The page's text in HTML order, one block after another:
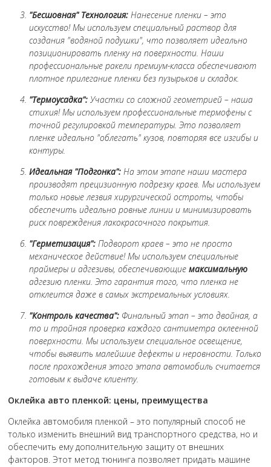
"Бесшовная" Технология: Нанесение пленки – это
искусство! Мы используем специальный раствор для
создания "водяной подушки", что позволяет идеально
позиционировать пленку на поверхности. Наши
профессиональные ракели премиум-класса обеспечивают
плотное прилегание пленки без пузырьков и складок.
"Термоусадка": Участки со сложной геометрией – наша
стихия! Мы используем профессиональные термофены с
точной регулировкой температуры. Это позволяет
пленке идеально "облегать" кузов, повторяя все изгибы и
контуры.
Идеальная "Подгонка": На этом этапе наши мастера
производят прецизионную подрезку краев. Мы используем
только новые лезвия хирургической остроты, чтобы
обеспечить идеально ровные линии и минимизировать
риск повреждения лакокрасочного покрытия.
"Герметизация": Подворот краев – это не просто
механическое действие! Мы используем специальные
праймеры и адгезивы, обеспечивающиемаксимальную
адгезию пленки. Это гарантия того, что пленка не
отклеится даже в самых экстремальных условиях.
"Контроль качества": Финальный этап – это двойная, а
то и тройная проверка каждого сантиметра оклеенной
поверхности. Мы используем специальное освещение,
чтобы выявить малейшие дефекты и неровности. Только
после прохождения этого этапа автомобиль считается
готовым к выдаче клиенту.
Оклейка авто пленкой: цены, преимущества
Оклейка автомобиля пленкой – это популярный способ не
только изменить внешний вид транспортного средства, но и
обеспечить ему дополнительную защиту от внешних
факторов. Этот метод тюнинга позволяет придать машине